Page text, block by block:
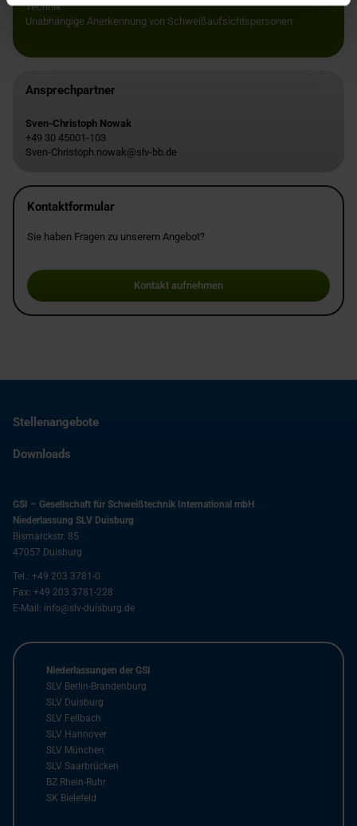
Technik
Unabhängige Anerkennung von Schweißaufsichtspersonen
Ansprechpartner
Sven-Christoph Nowak
+49 30 45001-103
Sven-Christoph.nowak@slv-bb.de
Kontaktformular
Sie haben Fragen zu unserem Angebot?
Kontakt aufnehmen
Stellenangebote
Downloads
GSI – Gesellschaft für Schweißtechnik International mbH
Niederlassung SLV Duisburg
Bismarckstr. 85
47057 Duisburg
Tel.: +49 203 3781-0
Fax: +49 203 3781-228
E-Mail: info@slv-duisburg.de
Niederlassungen der GSI
SLV Berlin-Brandenburg
SLV Duisburg
SLV Fellbach
SLV Hannover
SLV München
SLV Saarbrücken
BZ Rhein-Ruhr
SK Bielefeld